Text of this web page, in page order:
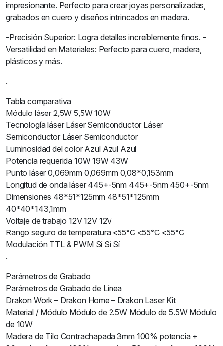
impresionante. Perfecto para crear joyas personalizadas,
grabados en cuero y diseños intrincados en madera.
-Precisión Superior: Logra detalles increíblemente finos. -
Versatilidad en Materiales: Perfecto para cuero, madera,
plásticos y más.
.
Tabla comparativa
Módulo láser 2,5W 5,5W 10W
Tecnología láser Láser Semiconductor Láser
Semiconductor Láser Semiconductor
Luminosidad del color Azul Azul Azul
Potencia requerida 10W 19W 43W
Punto láser 0,069mm 0,069mm 0,08*0,153mm
Longitud de onda láser 445+-5nm 445+-5nm 450+-5nm
Dimensiones 48*51*125mm 48*51*125mm
40*40*143,1mm
Voltaje de trabajo 12V 12V 12V
Rango seguro de temperatura <55°C <55°C <55°C
Modulación TTL & PWM Sí Sí Sí
.
Parámetros de Grabado
Parámetros de Grabado de Línea
Drakon Work – Drakon Home – Drakon Laser Kit
Material / Módulo Módulo de 2.5W Módulo de 5.5W Módulo
de 10W
Madera de Tilo Contrachapada 3mm 100% potencia +